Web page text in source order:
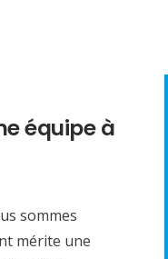
équipe à
sommes
mérite une